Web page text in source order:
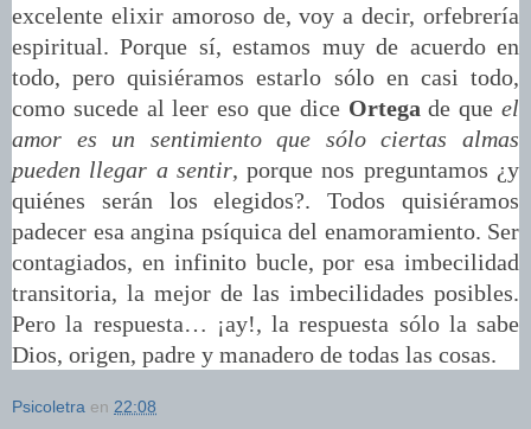
excelente elixir amoroso de, voy a decir, orfebrería
espiritual. Porque sí, estamos muy de acuerdo en
todo, pero quisiéramos estarlo sólo en casi todo,
como sucede al leer eso que dice Ortega de queel
amor es un sentimiento que sólo ciertas almas
pueden llegar a sentir, porque nos preguntamos ¿y
quiénes serán los elegidos?. Todos quisiéramos
padecer esa angina psíquica del enamoramiento. Ser
contagiados, en infinito bucle, por esa imbecilidad
transitoria, la mejor de las imbecilidades posibles.
Pero la respuesta… ¡ay!, la respuesta sólo la sabe
Dios, origen, padre y manadero de todas las cosas.
Psicoletra en 22:08